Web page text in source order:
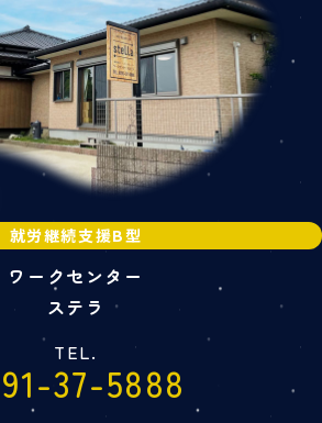
就労継続支援B型
ワークセンター
ステラ
TEL.
37-5888